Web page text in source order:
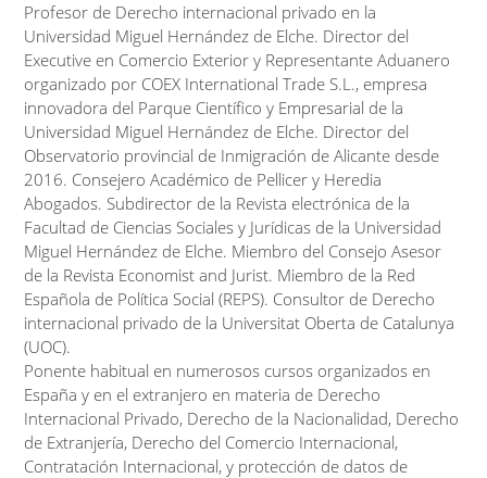
Profesor de Derecho internacional privado en la
Universidad Miguel Hernández de Elche. Director del
Executive en Comercio Exterior y Representante Aduanero
organizado por COEX International Trade S.L., empresa
innovadora del Parque Científico y Empresarial de la
Universidad Miguel Hernández de Elche. Director del
Observatorio provincial de Inmigración de Alicante desde
2016. Consejero Académico de Pellicer y Heredia
Abogados. Subdirector de la Revista electrónica de la
Facultad de Ciencias Sociales y Jurídicas de la Universidad
Miguel Hernández de Elche. Miembro del Consejo Asesor
de la Revista Economist and Jurist. Miembro de la Red
Española de Política Social (REPS). Consultor de Derecho
internacional privado de la Universitat Oberta de Catalunya
(UOC).
Ponente habitual en numerosos cursos organizados en
España y en el extranjero en materia de Derecho
Internacional Privado, Derecho de la Nacionalidad, Derecho
de Extranjería, Derecho del Comercio Internacional,
Contratación Internacional, y protección de datos de